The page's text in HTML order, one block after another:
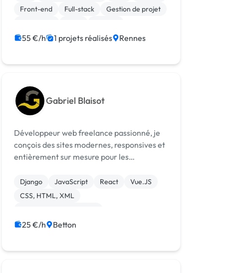
développement et l'acquisition de nouve...
Front-end
Full-stack
Gestion de projet
55 €/h 1 projets réalisés Rennes
Gabriel Blaisot
Développeur web freelance passionné, je
conçois des sites modernes, responsives et
entièrement sur mesure pour les
Django JavaScript React
Vue.JS
CSS, HTML, XML
Integration HTML
25 €/h Betton